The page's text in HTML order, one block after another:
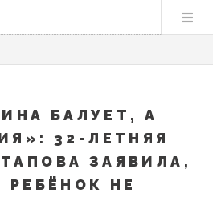
БАЛУЕТ, А
32-ЛЕТНЯЯ
ЗАЯВИЛА,
РЕБЁНОК НЕ